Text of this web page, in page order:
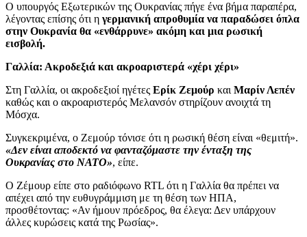
Ο υπουργός Εξωτερικών της Ουκρανίας πήγε ένα βήμα παραπέρα,
λέγοντας επίσης ότι η γερμανική απροθυμία να παραδώσει όπλα
στην Ουκρανία θα «ενθάρρυνε» ακόμη και μια ρωσική
εισβολή.
Γαλλία: Ακροδεξιά και ακροαριστερά «χέρι χέρι»
Στη Γαλλία, οι ακροδεξιοί ηγέτες Ερίκ Ζεμούρ και Μαρίν Λεπέν
καθώς και ο ακροαριστερός Μελανσόν στηρίζουν ανοιχτά τη
Μόσχα.
Συγκεκριμένα, ο Ζεμούρ τόνισε ότι η ρωσική θέση είναι «θεμιτή».
«Δεν είναι αποδεκτό να φανταζόμαστε την ένταξη της
Ουκρανίας στο ΝΑΤΟ», είπε.
Ο Ζέμουρ είπε στο ραδιόφωνο RTL ότι η Γαλλία θα πρέπει να
απέχει από την ευθυγράμμιση με τη θέση των ΗΠΑ,
προσθέτοντας: «Αν ήμουν πρόεδρος, θα έλεγα: Δεν υπάρχουν
άλλες κυρώσεις κατά της Ρωσίας».